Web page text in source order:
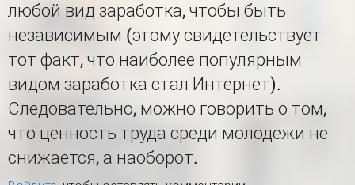
любой вид заработка, чтобы быть
независимым (этому свидетельствует
тот факт, что наиболее популярным
видом заработка стал Интернет).
Следовательно, можно говорить о том,
что ценность труда среди молодежи не
снижается, а наоборот.